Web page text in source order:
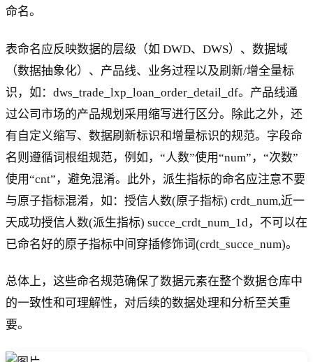
命名。
表命名应反映数据的层级（如 DWD、DWS）、数据域
（数据抽象化）、产品线、业务过程以及刷新/增全量标
识，如：dws_trade_lxp_loan_order_detail_df。产品线通
过公司市场的产品规划采用缩写进行区分。除此之外，还
有自定义缩写、数据刷新标识和增量标识的规范。字段命
名则遵循词根组规范，例如，“人数”使用“num”，“次数”
使用“cnt”，避免混淆。此外，派生指标的命名应注意不要
与原子指标混淆，如：授信人数(原子指标) crdt_num,近一
天成功授信人数(派生指标) succe_crdt_num_1d，不可以在
已命名好的原子指标中间穿插修饰词(crdt_succe_num)。
总体上，这些命名规范确保了数据元素在整个数据仓库中
的一致性和可理解性，对后续的数据处理和分析至关重
要。